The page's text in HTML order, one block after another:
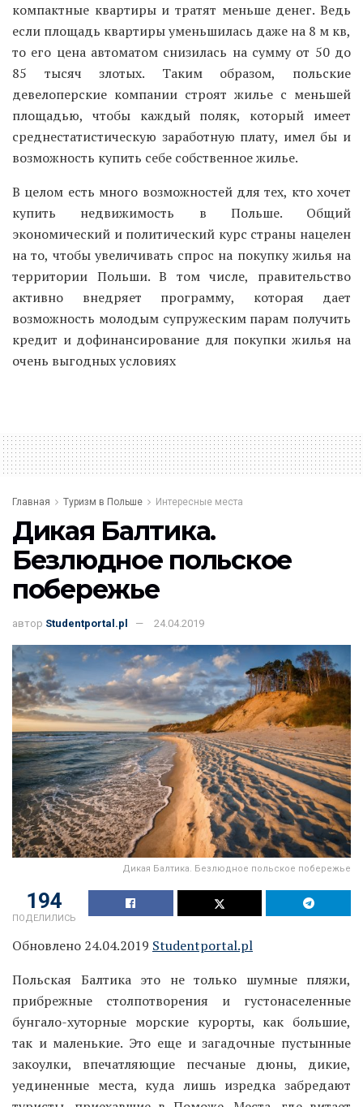
компактные квартиры и тратят меньше денег. Ведь
если площадь квартиры уменьшилась даже на 8 м кв,
то его цена автоматом снизилась на сумму от 50 до
85 тысяч злотых. Таким образом, польские
девелоперские компании строят жилье с меньшей
площадью, чтобы каждый поляк, который имеет
среднестатистическую заработную плату, имел бы и
возможность купить себе собственное жилье.
В целом есть много возможностей для тех, кто хочет
купить недвижимость в Польше. Общий
экономический и политический курс страны нацелен
на то, чтобы увеличивать спрос на покупку жилья на
территории Польши. В том числе, правительство
активно внедряет программу, которая дает
возможность молодым супружеским парам получить
кредит и дофинансирование для покупки жилья на
очень выгодных условиях
Главная Туризм в Польше Интересные места
Дикая Балтика.
Безлюдное польское
побережье
автор Studentportal.pl 24.04.2019
Дикая Балтика. Безлюдное польское побережье
194
ПОДЕЛИЛИСЬ
Обновлено 24.04.2019 Studentportal.pl
Польская Балтика это не только шумные пляжи,
прибрежные столпотворения и густонаселенные
бунгало-хуторные морские курорты, как большие,
так и маленькие. Это еще и загадочные пустынные
закоулки, впечатляющие песчаные дюны, дикие,
уединенные места, куда лишь изредка забредают